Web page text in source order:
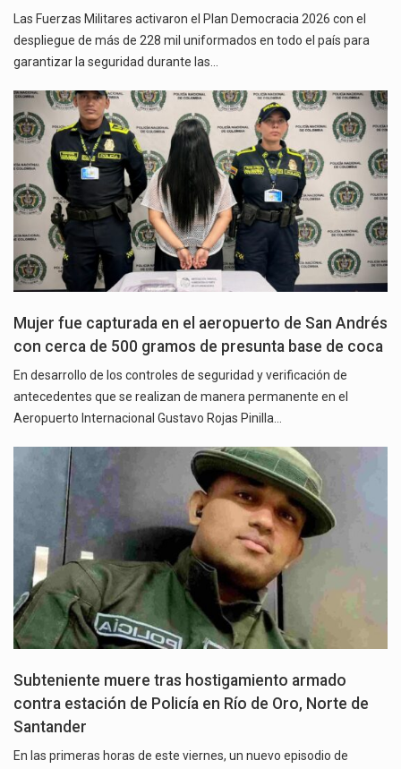
Las Fuerzas Militares activaron el Plan Democracia 2026 con el
despliegue de más de 228 mil uniformados en todo el país para
garantizar la seguridad durante las…
Mujer fue capturada en el aeropuerto de San Andrés
con cerca de 500 gramos de presunta base de coca
En desarrollo de los controles de seguridad y verificación de
antecedentes que se realizan de manera permanente en el
Aeropuerto Internacional Gustavo Rojas Pinilla…
Subteniente muere tras hostigamiento armado
contra estación de Policía en Río de Oro, Norte de
Santander
En las primeras horas de este viernes, un nuevo episodio de